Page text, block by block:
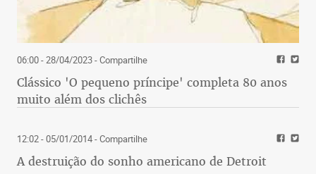
06:00 - 28/04/2023- Compartilhe
Clássico 'O pequeno príncipe' completa 80 anos
muito além dos clichês
12:02 - 05/01/2014- Compartilhe
A destruição do sonho americano de Detroit